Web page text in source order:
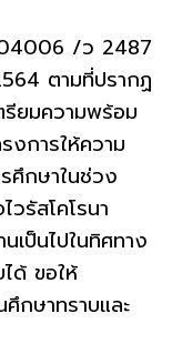
04006 /ว 2487
ตามที่ปรากฏ
รียมความพร้อม
งการให้ความ
ศึกษาในช่วง
รัสโคโรนา
เป็นไปในทิศทาง
ด้ ขอให้
กษาทราบและ